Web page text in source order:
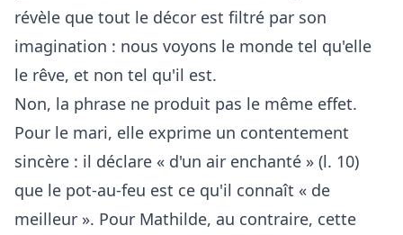
révèle que tout le décor est filtré par son
imagination : nous voyons le monde tel qu'elle
le rêve, et non tel qu'il est.
Non, la phrase ne produit pas le même effet.
Pour le mari, elle exprime un contentement
sincère : il déclare « d'un air enchanté » (l. 10)
que le pot-au-feu est ce qu'il connaît « de
meilleur ». Pour Mathilde, au contraire, cette